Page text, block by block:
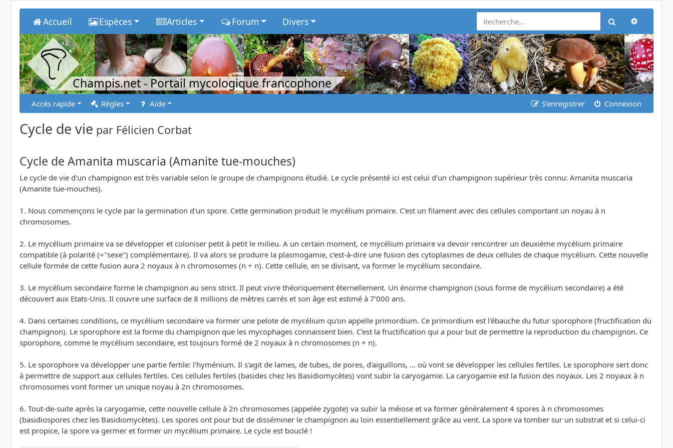
Accueil Espèces Articles Forum Divers Rechercher
Champis.net- Portail mycologique francophone
Accès rapide Règles Aide S’enregistrer Connexion
Cycle de vie par Félicien Corbat
Cycle de Amanita muscaria (Amanite tue-mouches)
Le cycle de vie d'un champignon est très variable selon le groupe de champignons étudié. Le cycle présenté ici est celui d'un champignon supérieur très connu: Amanita muscaria
(Amanite tue-mouches).
1. Nous commençons le cycle par la germination d'un spore. Cette germination produit le mycélium primaire. C'est un filament avec des cellules comportant un noyau à n
chromosomes.
2. Le mycélium primaire va se développer et coloniser petit à petit le milieu. A un certain moment, ce mycélium primaire va devoir rencontrer un deuxième mycélium primaire
compatible (à polarité (="sexe") complémentaire). Il va alors se produire la plasmogamie, c'est-à-dire une fusion des cytoplasmes de deux cellules de chaque mycélium. Cette nouvelle
cellule formée de cette fusion aura 2 noyaux à n chromosomes (n + n). Cette cellule, en se divisant, va former le mycélium secondaire.
3. Le mycélium secondaire forme le champignon au sens strict. Il peut vivre théoriquement éternellement. Un énorme champignon (sous forme de mycélium secondaire) a été
découvert aux Etats-Unis. Il couvre une surface de 8 millions de mètres carrés et son âge est estimé à 7'000 ans.
4. Dans certaines conditions, ce mycélium secondaire va former une pelote de mycélium qu'on appelle primordium. Ce primordium est l'ébauche du futur sporophore (fructification du
champignon). Le sporophore est la forme du champignon que les mycophages connaissent bien. C'est la fructification qui a pour but de permettre la reproduction du champignon. Ce
sporophore, comme le mycélium secondaire, est toujours formé de 2 noyaux à n chromosomes (n + n).
5. Le sporophore va développer une partie fertile: l'hyménium. Il s'agit de lames, de tubes, de pores, d'aiguillons, ... où vont se développer les cellules fertiles. Le sporophore sert donc
à permettre de support aux cellules fertiles. Ces cellules fertiles (basides chez les Basidiomycètes) vont subir la caryogamie. La caryogamie est la fusion des noyaux. Les 2 noyaux à n
chromosomes vont former un unique noyau à 2n chromosomes.
6. Tout-de-suite après la caryogamie, cette nouvelle cellule à 2n chromosomes (appelée zygote) va subir la méiose et va former généralement 4 spores à n chromosomes
(basidiospores chez les Basidiomycètes). Les spores ont pour but de disséminer le champignon au loin essentiellement grâce au vent. La spore va tomber sur un substrat et si celui-ci
est propice, la spore va germer et former un mycélium primaire. Le cycle est bouclé !